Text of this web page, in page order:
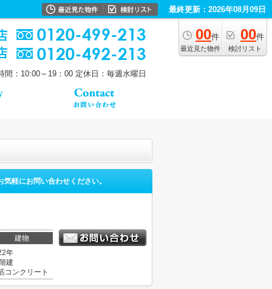
最終更新：2026年08月09日
00件
最近見た物件
00件
検討リスト
間：10:00～19：00 定休日：毎週水曜日
気軽にお問い合わせください。
建物
年
建
コンクリート